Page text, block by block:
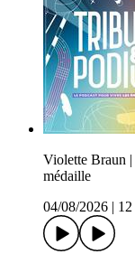
Violette Braun
médaille
04/08/2026